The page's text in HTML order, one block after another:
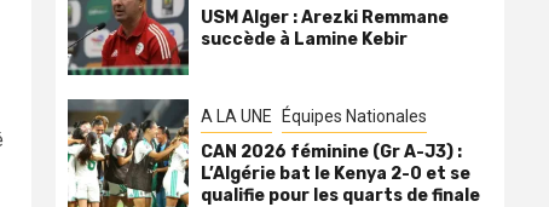
USM Alger : Arezki Remmane
succède à Lamine Kebir
A LA UNE Équipes Nationales
CAN 2026 féminine (Gr A-J3) :
L’Algérie bat le Kenya 2-0 et se
qualifie pour les quarts de finale